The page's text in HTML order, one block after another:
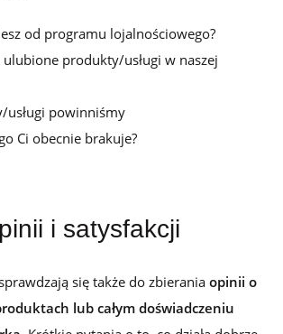
od programu lojalnościowego?
ulubione produkty/usługi w naszej
usługi powinniśmy
Ci obecnie brakuje?
i satysfakcji
się także do zbierania opinii o
lub całym doświadczeniu